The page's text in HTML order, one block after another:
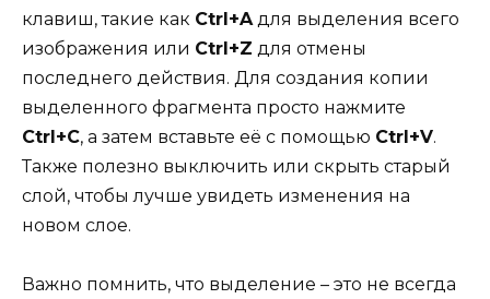
клавиш, такие как Ctrl+Aдля выделения всего
изображения или Ctrl+Z для отмены
последнего действия. Для создания копии
выделенного фрагмента просто нажмите
Ctrl+C, а затем вставьте её с помощью Ctrl+V.
Также полезно выключить или скрыть старый
слой, чтобы лучше увидеть изменения на
новом слое.
Важно помнить, что выделение – это не всегда